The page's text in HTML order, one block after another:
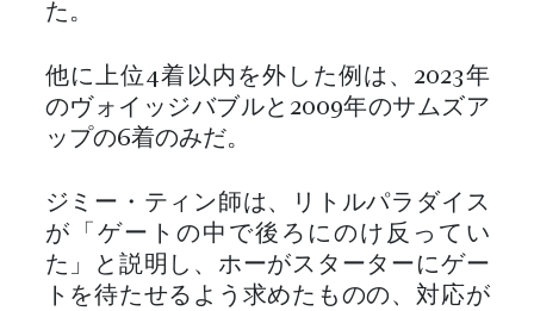
た。
他に上位4着以内を外した例は、2023年
のヴォイッジバブルと2009年のサムズア
ップの6着のみだ。
ジミー・ティン師は、リトルパラダイス
が「ゲートの中で後ろにのけ反ってい
た」と説明し、ホーがスターターにゲー
トを待たせるよう求めたものの、対応が